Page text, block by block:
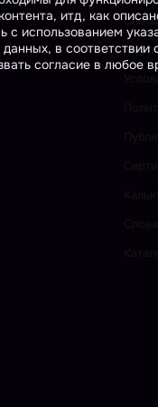
Как
итд, как
с использованием
в
согласие в любое